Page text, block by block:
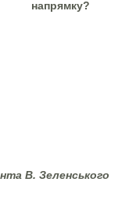
напрямку?
В. Зеленського